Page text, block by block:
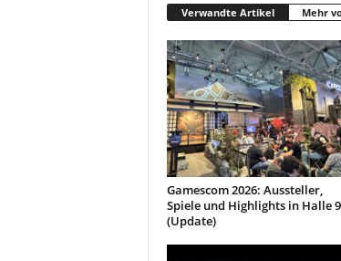
Verwandte Artikel Mehr
Gamescom 2026: Aussteller,
Spiele und Highlights in Halle 9
(Update)